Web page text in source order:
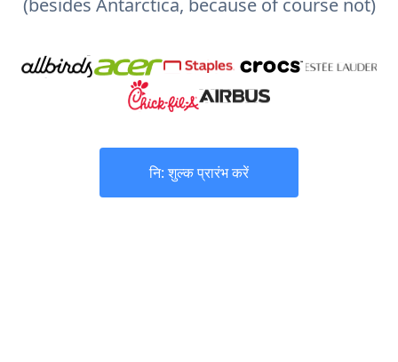
नि: शुल्क प्रारंभ करें